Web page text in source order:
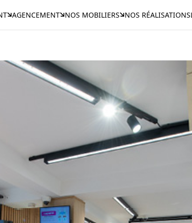
AGENCEMENT NOS MOBILIERS NOS RÉALISATIONS